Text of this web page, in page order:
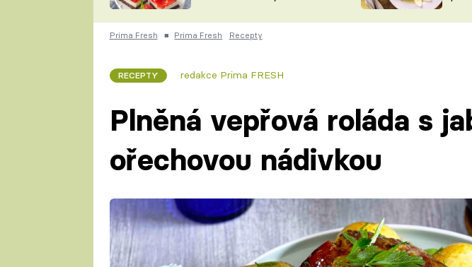
ČESKO NA TALÍŘI
KUCHAŘKA
VYCHYTÁVKY
Prima Fresh ■ Prima Fresh Recepty
RECEPTY redakce Prima FRESH
Plněná vepřová roláda s
ořechovou nádivkou